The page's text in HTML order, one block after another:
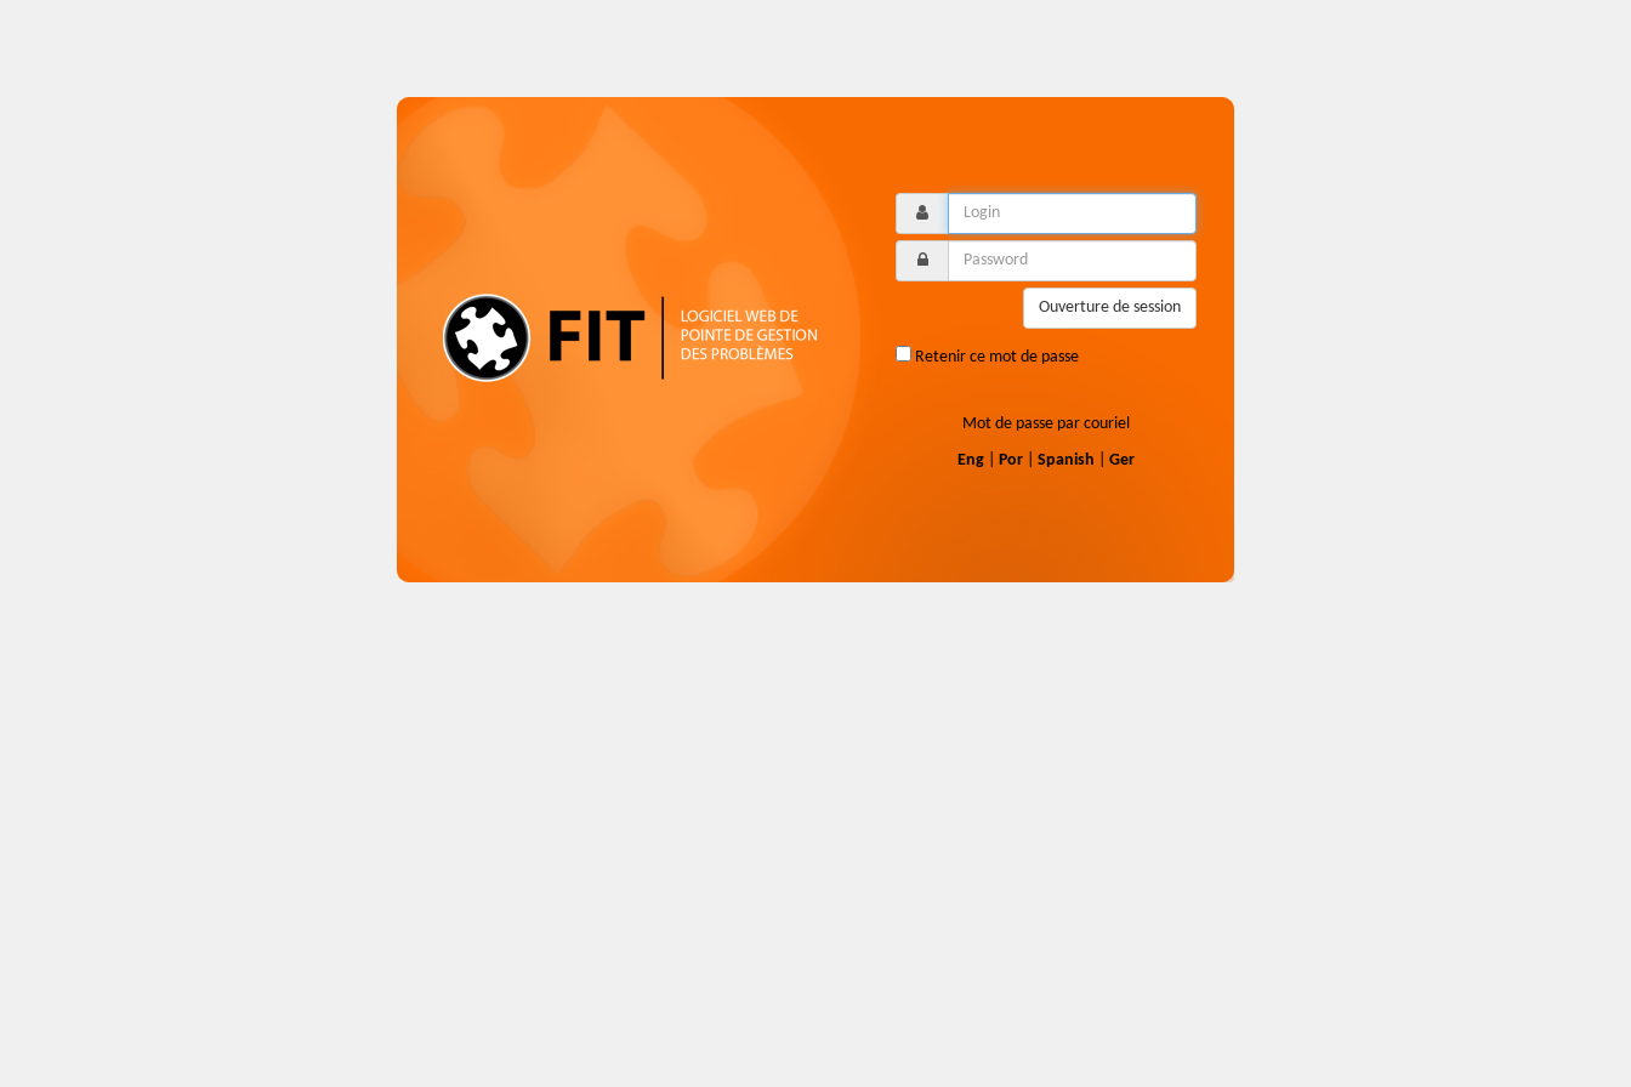
Ouverture de session
Retenir ce mot de passe
Mot de passe par couriel
Eng
Por Spanish Ger